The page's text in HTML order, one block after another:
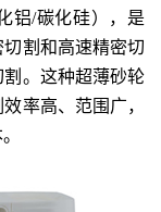
铝/碳化硅），是
割和高速精密切
。这种超薄砂轮
率高、范围广，